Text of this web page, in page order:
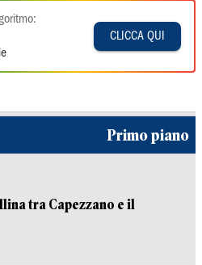
CLICCA QUI
Primo piano
tra Capezzano e il